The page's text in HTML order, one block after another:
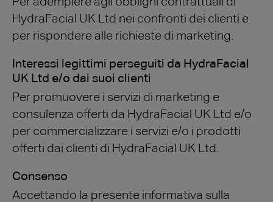
HydraFacial UK Ltd nei confronti dei clienti e
per rispondere alle richieste di marketing.
Interessi legittimi perseguiti da HydraFacial
UK Ltd e/o dai suoi clienti
Per promuovere i servizi di marketing e
consulenza offerti da HydraFacial UK Ltd e/o
per commercializzare i servizi e/o i prodotti
offerti dai clienti di HydraFacial UK Ltd.
Consenso
Accettando la presente informativa sulla